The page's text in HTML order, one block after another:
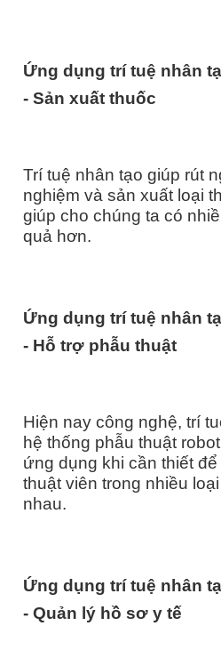
Ứng dụng trí tuệ nhân
- Sản xuất thuốc
Trí tuệ nhân tạo giúp rút
nghiệm và sản xuất loại
giúp cho chúng ta có
quả hơn.
Ứng dụng trí tuệ nhân
- Hỗ trợ phẫu thuật
Hiện nay công nghệ, trí
hệ thống phẫu thuật
ứng dụng khi cần thiết
thuật viên trong nhiều
nhau.
Ứng dụng trí tuệ nhân
- Quản lý hồ sơ y tế